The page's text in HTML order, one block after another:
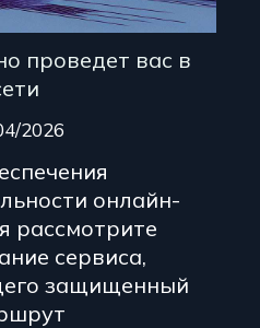
проведет вас в
2026
онлайн-
рассмотрите
сервиса,
защищенный